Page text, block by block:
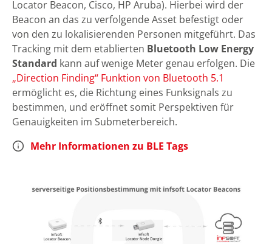
Locator Beacon, Cisco, HP Aruba). Hierbei wird der
Beacon an das zu verfolgende Asset befestigt oder
von den zu lokalisierenden Personen mitgeführt. Das
Tracking mit dem etablierten Bluetooth Low Energy
Standard kann auf wenige Meter genau erfolgen. Die
„Direction Finding“ Funktion von Bluetooth 5.1
ermöglicht es, die Richtung eines Funksignals zu
bestimmen, und eröffnet somit Perspektiven für
Genauigkeiten im Submeterbereich.
Mehr Informationen zu BLE Tags